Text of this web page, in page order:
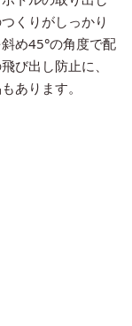
くりがしっかり
め45°の角度で配
び出し防止に、
あります。